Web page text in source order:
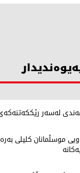
لەسەر
موسڵمانان کلیلی